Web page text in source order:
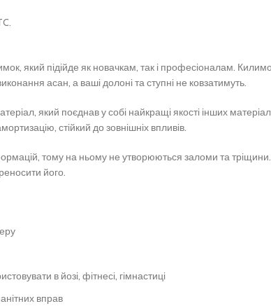
який підійде як новачкам, так і професіоналам.
асан, а ваші долоні та ступні не ковзатимуть.
який поєднав у собі найкращі якості інших
стійкий до зовнішніх впливів.
тому на ньому не утворюються заломи та
його.
в йозі, фітнесі, гімнастиці
вправ